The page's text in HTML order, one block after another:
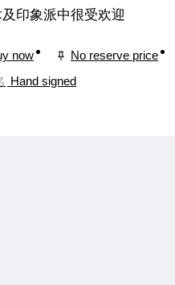
印象派中很受欢迎
now No reserve price
Hand signed